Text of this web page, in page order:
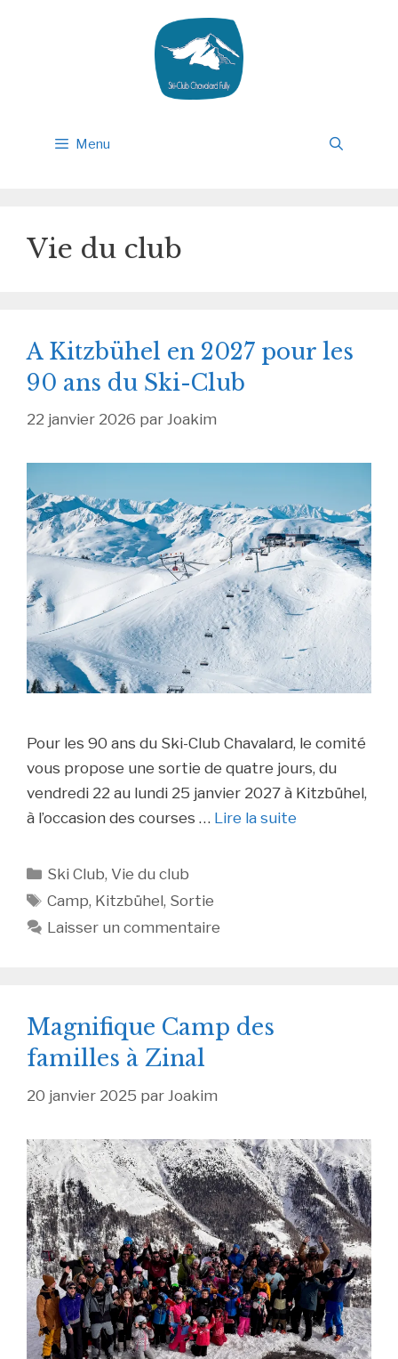
Menu
Vie du club
A Kitzbühel en 2027 pour les
90 ans du Ski-Club
22 janvier 2026 par Joakim
Pour les 90 ans du Ski-Club Chavalard, le comité
vous propose une sortie de quatre jours, du
vendredi 22 au lundi 25 janvier 2027 à Kitzbühel,
à l’occasion des courses … Lire la suite
Catégories
Ski Club, Vie du club
Étiquettes
Camp, Kitzbühel, Sortie
Laisser un commentaire
Magnifique Camp des
familles à Zinal
20 janvier 2025 par Joakim